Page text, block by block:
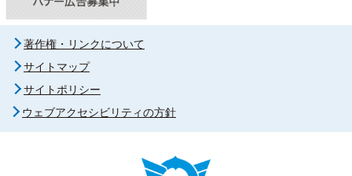
著作権・リンクについて
サイトマップ
サイトポリシー
ウェブアクセシビリティの方針